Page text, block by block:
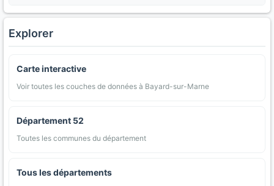
Explorer
Carte interactive
Voir toutes les couches de données à Bayard-sur-Marne
Département 52
Toutes les communes du département
Tous les départements